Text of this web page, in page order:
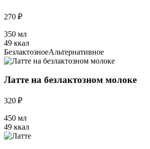
270 ₽
350 мл
49 ккал
БезлактозноеАльтернативное
Латте на безлактозном молоке
320 ₽
450 мл
49 ккал